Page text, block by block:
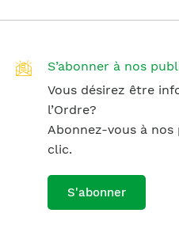
S’abonner à nos
Vous désirez être
l’Ordre?
Abonnez-vous à
clic.
S'abonner